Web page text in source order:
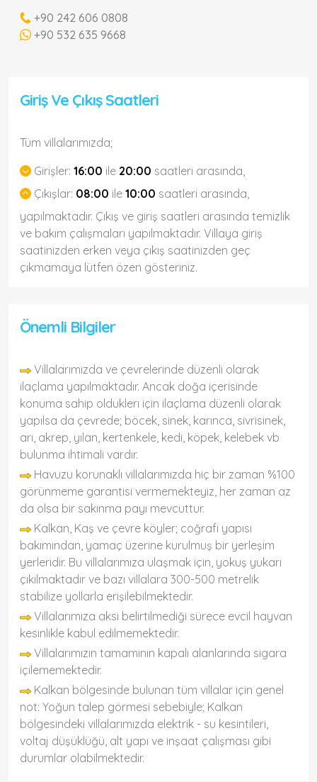
+90 242 606 0808
+90 532 635 9668
Giriş Ve Çıkış Saatleri
Tüm villalarımızda;
Girişler: 16:00 ile 20:00 saatleri arasında,
Çıkışlar: 08:00 ile 10:00 saatleri arasında,
yapılmaktadır. Çıkış ve giriş saatleri arasında temizlik
ve bakım çalışmaları yapılmaktadır. Villaya giriş
saatinizden erken veya çıkış saatinizden geç
çıkmamaya lütfen özen gösteriniz.
Önemli Bilgiler
Villalarımızda ve çevrelerinde düzenli olarak
ilaçlama yapılmaktadır. Ancak doğa içerisinde
konuma sahip olduklerı için ilaçlama düzenli olarak
yapılsa da çevrede; böcek, sinek, karınca, sivrisinek,
arı, akrep, yılan, kertenkele, kedi, köpek, kelebek vb
bulunma ihtimali vardır.
Havuzu korunaklı villalarımızda hiç bir zaman %100
görünmeme garantisi vermemekteyiz, her zaman az
da olsa bir sakınma payı mevcuttur.
Kalkan, Kaş ve çevre köyler; coğrafi yapısı
bakımından, yamaç üzerine kurulmuş bir yerleşim
yerleridir. Bu villalarımıza ulaşmak için, yokuş yukarı
çıkılmaktadır ve bazı villalara 300-500 metrelik
stabilize yollarla erişilebilmektedir.
Villalarımıza aksi belirtilmediği sürece evcil hayvan
kesinlikle kabul edilmemektedir.
Villalarımızın tamamının kapalı alanlarında sigara
içilememektedir.
Kalkan bölgesinde bulunan tüm villalar için genel
not: Yoğun talep görmesi sebebiyle; Kalkan
bölgesindeki villalarımızda elektrik - su kesintileri,
voltaj düşüklüğü, alt yapı ve inşaat çalışması gibi
durumlar olabilmektedir.